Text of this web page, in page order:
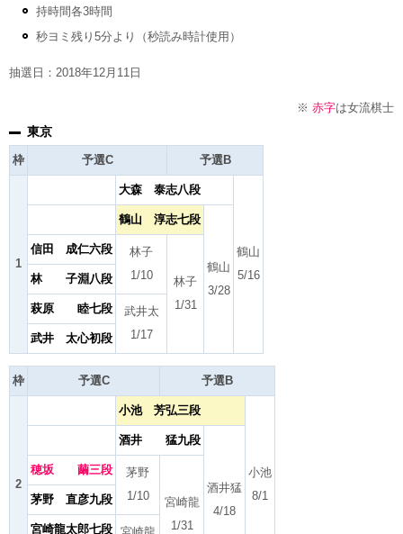
持時間各3時間
秒ヨミ残り5分より（秒読み時計使用）
抽選日：2018年12月11日
※ 赤字は女流棋士
東京
枠 予選C 予選B
1
大森 泰志八段
鶴山
5/16
鶴山 淳志七段
鶴山
3/28
信田 成仁六段
林子
1/10
林子
1/31
林 子淵八段
萩原 睦七段
武井太
1/17
武井 太心初段
枠 予選C 予選B
2
小池 芳弘三段
小池
8/1
酒井 猛九段
酒井猛
4/18
穂坂 繭三段
茅野
1/10
宮崎龍
1/31
茅野 直彦九段
宮崎龍太郎七段